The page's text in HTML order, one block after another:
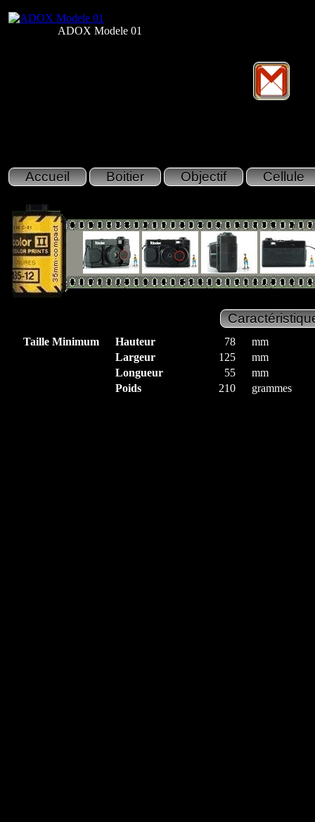
ADOX Modele 01
Taille Minimum Hauteur 78
mm
Largeur
125
mm
Longueur
55
mm
Poids
210 grammes